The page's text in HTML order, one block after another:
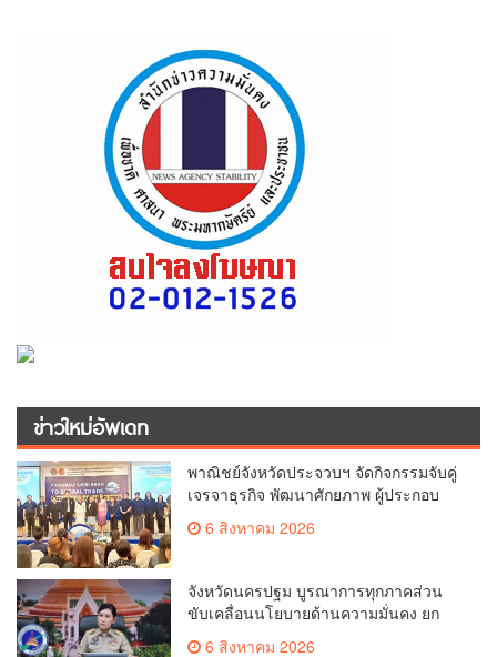
ข่าวใหม่อัพเดท
พาณิชย์จังหวัดประจวบฯ จัดกิจกรรมจับคู่
เจรจาธุรกิจ พัฒนาศักยภาพ ผู้ประกอบ
ระหว่างประเทศ
6 สิงหาคม 2026
จังหวัดนครปฐม บูรณาการทุกภาคส่วน
ขับเคลื่อนนโยบายด้านความมั่นคง ยก
6 สิงหาคม 2026